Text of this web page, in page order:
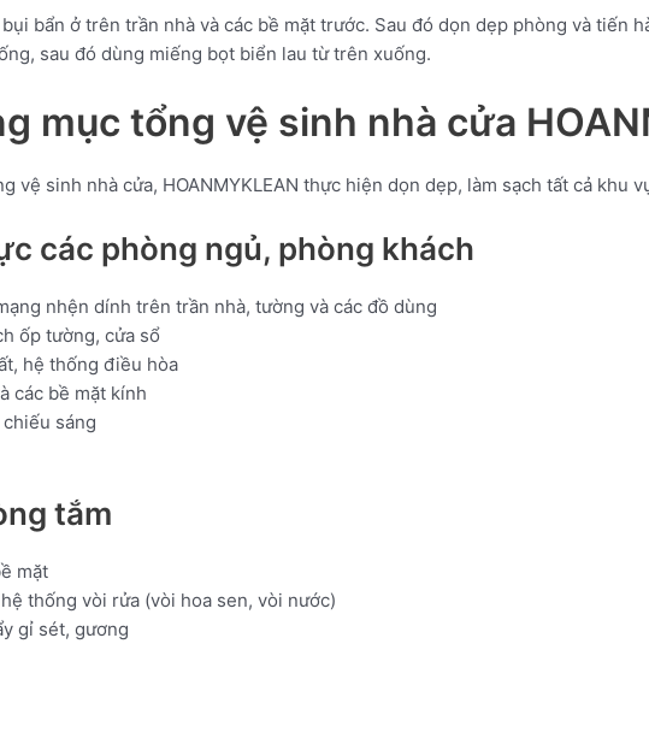
bẩn ở trên trần nhà và các bề mặt trước. Sau đó dọn dẹp phòng và tiến
sau đó dùng miếng bọt biển lau từ trên xuống.
mục tổng vệ sinh nhà cửa
vệ sinh nhà cửa, HOANMYKLEAN thực hiện dọn dẹp, làm sạch tất cả khu
các phòng ngủ, phòng khách
nhện dính trên trần nhà, tường và các đồ dùng
ốp tường, cửa sổ
hệ thống điều hòa
các bề mặt kính
sáng
tắm
mặt
thống vòi rửa (vòi hoa sen, vòi nước)
gỉ sét, gương